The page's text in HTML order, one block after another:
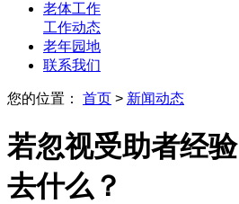
老体工作
工作动态
老年园地
联系我们
您的位置： 首页 > 新闻动态
若忽视受助者经
去什么？